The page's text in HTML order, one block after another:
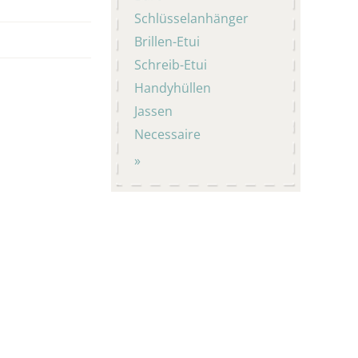
Schlüsselanhänger
Brillen-Etui
Schreib-Etui
Handyhüllen
Jassen
Necessaire